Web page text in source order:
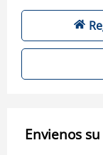
Envienos